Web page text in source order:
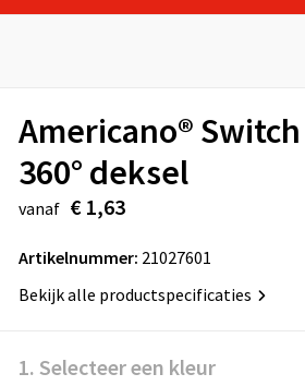
Americano®
360° deksel
vanaf € 1,63
Artikelnummer: 21027601
Bekijk alle productspecificaties
1. Selecteer een kleur